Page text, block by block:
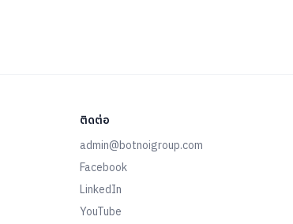
ติดต่อ
admin@botnoigroup.com
Facebook
LinkedIn
YouTube